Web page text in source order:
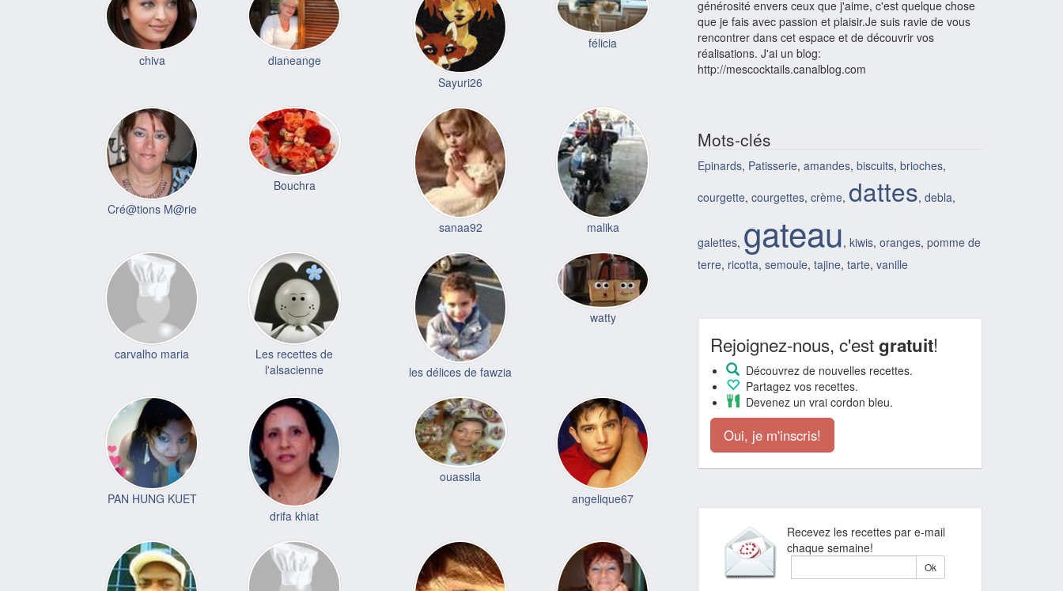
chiva
dianeange
Sayuri26
félicia
Cré@tions M@rie
Bouchra
sanaa92 malika
carvalho maria
Les recettes de
l'alsacienne
les délices de fawzia
watty
PAN HUNG KUET
drifa khiat
ouassila
angelique67
générosité envers ceux que j'aime, c'est quelque chose
que je fais avec passion et plaisir.Je suis ravie de vous
rencontrer dans cet espace et de découvrir vos
réalisations. J'ai un blog:
http://mescocktails.canalblog.com
Mots-clés
Epinards, Patisserie, amandes, biscuits, brioches,
courgette, courgettes, crème, dattes, debla,
galettes, gateau, kiwis, oranges, pomme de
terre, ricotta, semoule, tajine, tarte, vanille
Rejoignez-nous, c'estgratuit!
Découvrez de nouvelles recettes.
Partagez vos recettes.
Devenez un vrai cordon bleu.
Oui, je m'inscris!
Recevez les recettes par e-mail
chaque semaine!